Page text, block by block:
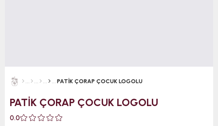
PATİK ÇORAP ÇOCUK LOGOLU
PATİK ÇORAP ÇOCUK LOGOLU
0.0